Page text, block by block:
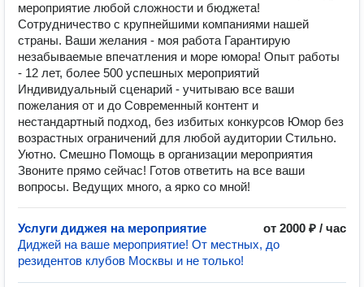
мероприятие любой сложности и бюджета!
Сотрудничество с крупнейшими компаниями нашей
страны. Ваши желания - моя работа Гарантирую
незабываемые впечатления и море юмора! Опыт работы
- 12 лет, более 500 успешных мероприятий
Индивидуальный сценарий - учитываю все ваши
пожелания от и до Современный контент и
нестандартный подход, без избитых конкурсов Юмор без
возрастных ограничений для любой аудитории Стильно.
Уютно. Смешно Помощь в организации мероприятия
Звоните прямо сейчас! Готов ответить на все ваши
вопросы. ‍Ведущих много, а ярко со мной!‍
Услуги диджея на мероприятие
от 2000 ₽ / час
Диджей на ваше мероприятие! От местных, до
резидентов клубов Москвы и не только!